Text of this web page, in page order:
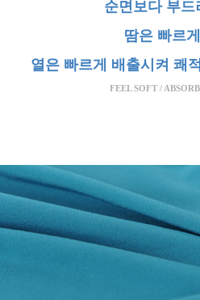
순면보다 부드
땀은 빠르
열은 빠르게 배출시켜 쾌
FEEL SOFT /